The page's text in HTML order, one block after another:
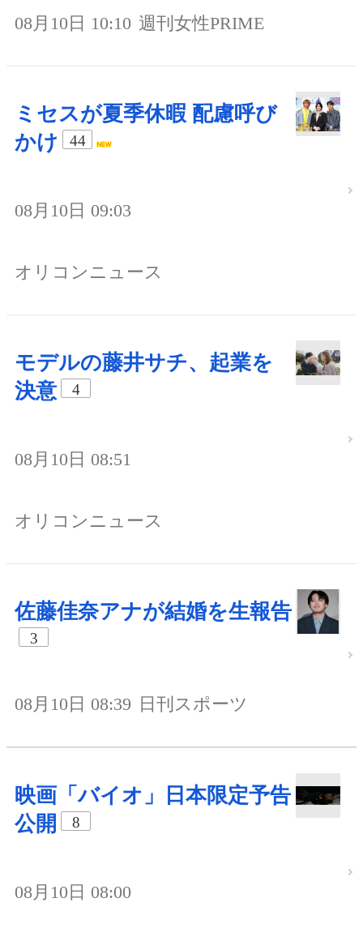
08月10日 10:10 週刊女性PRIME
ミセスが夏季休暇 配慮呼び
かけ
44
08月10日 09:03
オリコンニュース
モデルの藤井サチ、起業を
決意
4
08月10日 08:51
オリコンニュース
佐藤佳奈アナが結婚を生報告
3
08月10日 08:39 日刊スポーツ
映画「バイオ」日本限定予告
公開
8
08月10日 08:00